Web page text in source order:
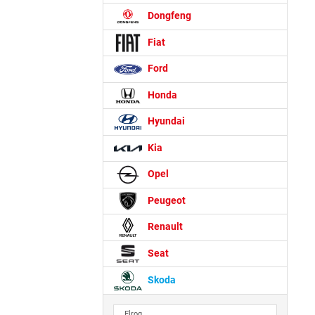
Dongfeng
Fiat
Ford
Honda
Hyundai
Kia
Opel
Peugeot
Renault
Seat
Skoda